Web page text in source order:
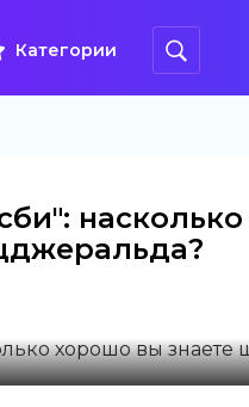
Категории